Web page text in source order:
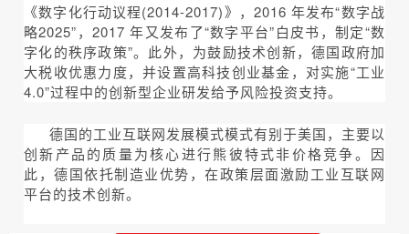
《数字化行动议程(2014-2017)》，2016 年发布“数字战
略2025”，2017 年又发布了“数字平台”白皮书，制定“数
字化的秩序政策”。此外，为鼓励技术创新，德国政府加
大税收优惠力度，并设置高科技创业基金，对实施“工业
4.0”过程中的创新型企业研发给予风险投资支持。
德国的工业互联网发展模式模式有别于美国，主要以
创新产品的质量为核心进行熊彼特式非价格竞争。因
此，德国依托制造业优势，在政策层面激励工业互联网
平台的技术创新。